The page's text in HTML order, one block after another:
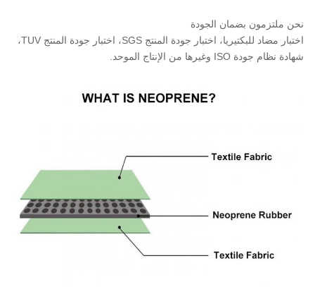
نحن ملتزمون بضمان الجودة
اختبار مضاد للبكتيريا، اختبار جودة المنتج SGS، اختبار جودة المنتج TUV،
شهادة نظام جودة ISO وغيرها من الإنتاج الموحد.